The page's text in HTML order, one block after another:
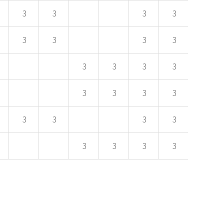
3 3 3 3
3 3 3 3
3 3 3 3
3 3 3 3
3 3 3 3
3 3 3 3